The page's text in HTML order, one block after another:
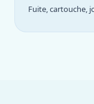
Fuite, cartouche,